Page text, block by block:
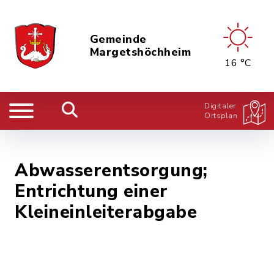
Gemeinde
Margetshöchheim
16 °C
Digitaler
Ortsplan
Abwasserentsorgung;
Entrichtung einer
Kleineinleiterabgabe